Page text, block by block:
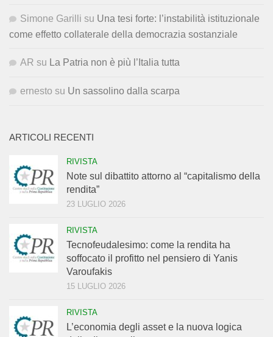
Simone Garilli su Una tesi forte: l’instabilità istituzionale
come effetto collaterale della democrazia sostanziale
AR su La Patria non è più l’Italia tutta
ernesto su Un sassolino dalla scarpa
ARTICOLI RECENTI
RIVISTA
Note sul dibattito attorno al “capitalismo della
rendita”
23 LUGLIO 2026
RIVISTA
Tecnofeudalesimo: come la rendita ha
soffocato il profitto nel pensiero di Yanis
Varoufakis
15 LUGLIO 2026
RIVISTA
L’economia degli asset e la nuova logica